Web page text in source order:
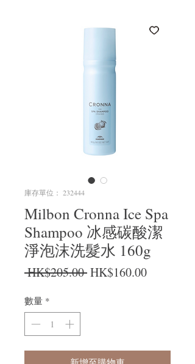
庫存單位： 232444
Milbon Cronna Ice Spa
Shampoo 冰感碳酸潔
淨泡沫洗髮水 160g
HK$205.00 一般價格
HK$160.00促銷價格
數量 *